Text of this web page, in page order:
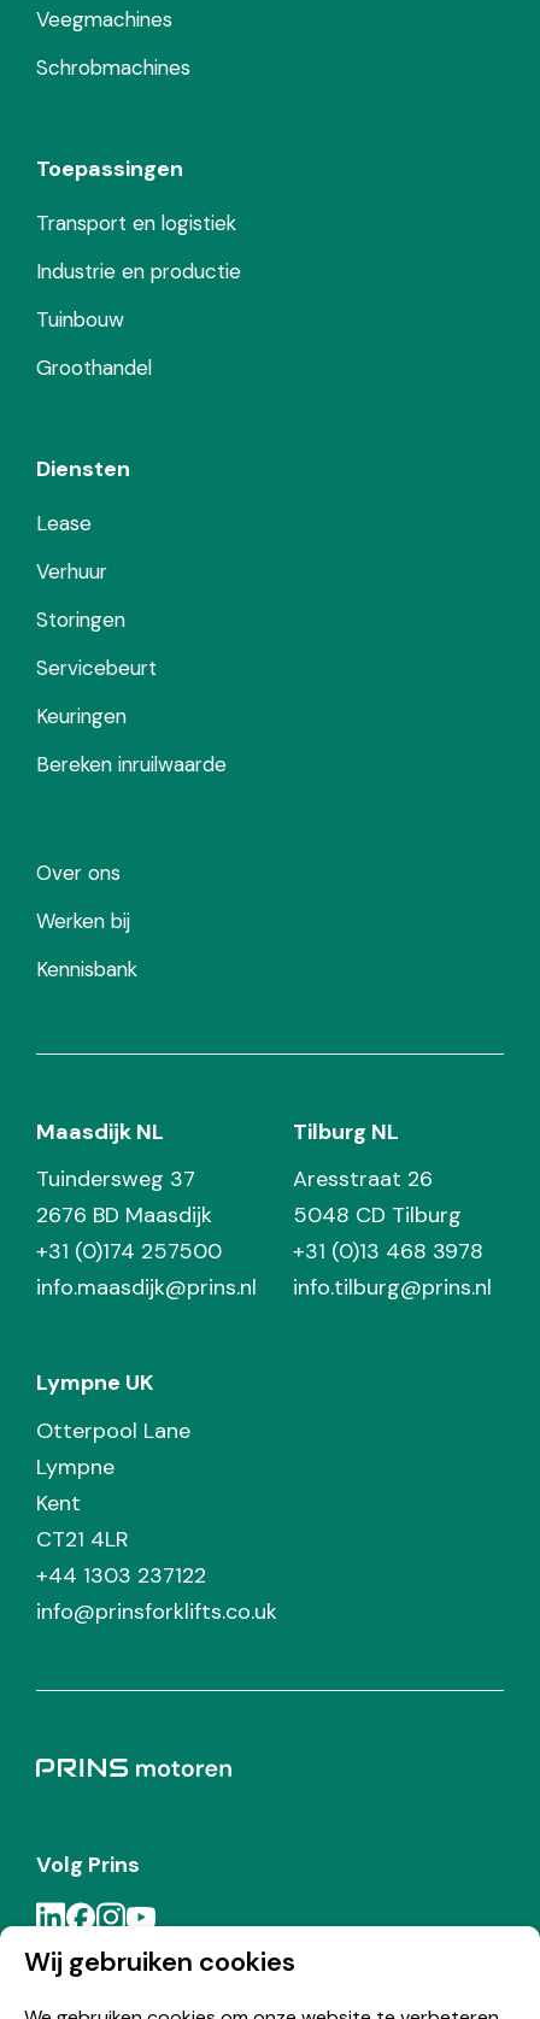
Wij gebruiken cookies
Veegmachines
Schrobmachines
Toepassingen
Transport en logistiek
Industrie en productie
Tuinbouw
Groothandel
Diensten
Lease
Verhuur
Storingen
Servicebeurt
Keuringen
Bereken inruilwaarde
Over ons
Werken bij
Kennisbank
Maasdijk NL
Tuindersweg 37
2676 BD Maasdijk
+31 (0)174 257500
info.maasdijk@prins.nl
Tilburg NL
Aresstraat 26
5048 CD Tilburg
+31 (0)13 468 3978
info.tilburg@prins.nl
Lympne UK
Otterpool Lane
Lympne
Kent
CT21 4LR
+44 1303 237122
info@prinsforklifts.co.uk
Volg Prins
Meld je aan voor de Prins nieuwsbrief